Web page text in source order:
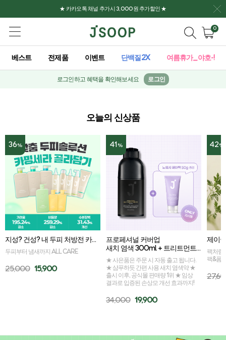
★ 카카오톡 채널 추가시 3,000원 추가할인 ★
0
베스트 전제품 이벤트 단백질2X 여름휴가_야호-!
로그인하고 혜택을 확인해보세요 로그인
오늘의 신상품
널 커버업
+ 트리트먼트 50ml 증정
간편 사용 새치 염색약 ★
42
팩처럼 바르고, 폼처럼 씻어내는 60초
15,900
피치 에디션
달콤쌉쌀 복숭아
충전
31,900